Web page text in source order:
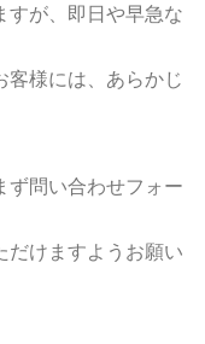
すが、即日や早急な
客様には、あらかじ
ず問い合わせフォー
だけますようお願い